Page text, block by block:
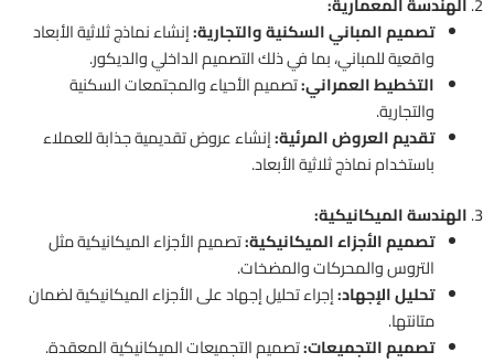
تصميم المباني السكنية والتجارية:إنشاء نماذج ثلاثية الأبعاد
واقعية للمباني، بما في ذلك التصميم الداخلي والديكور.
التخطيط العمراني:تصميم الأحياء والمجتمعات السكنية
والتجارية.
تقديم العروض المرئية:إنشاء عروض تقديمية جذابة للعملاء
باستخدام نماذج ثلاثية الأبعاد.
3. الهندسة الميكانيكية:
تصميم الأجزاء الميكانيكية:تصميم الأجزاء الميكانيكية مثل
التروس والمحركات والمضخات.
تحليل الإجهاد:إجراء تحليل إجهاد على الأجزاء الميكانيكية لضمان
متانتها.
تصميم التجميعات:تصميم التجميعات الميكانيكية المعقدة.